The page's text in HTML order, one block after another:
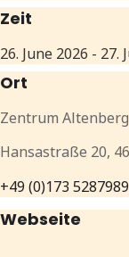
Zeit
26. June 2026 - 27.
Ort
Zentrum Altenberg
Hansastraße 20,
+49 (0)173 5287989
Webseite